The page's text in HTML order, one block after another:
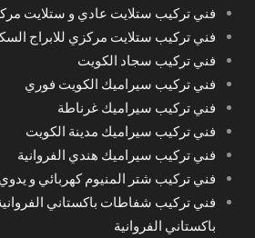
فني تركيب ستلايت عادي و ستلايت
فني تركيب ستلايت مركزي للابراج
فني تركيب سجاد الكويت
فني تركيب سيراميك الكويت فوري
فني تركيب سيراميك غرناطة
فني تركيب سيراميك مدينة الكويت
فني تركيب سيراميك هندي الفروانية
فني تركيب شتر المنيوم كهربائي و
فني تركيب شفاطات باكستاني
باكستاني الفروانية